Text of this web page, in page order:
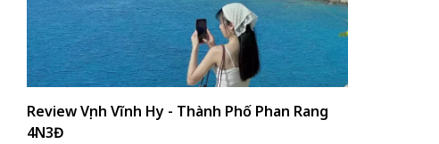
Review Vịnh Vĩnh Hy - Thành Phố Phan Rang
4N3Đ